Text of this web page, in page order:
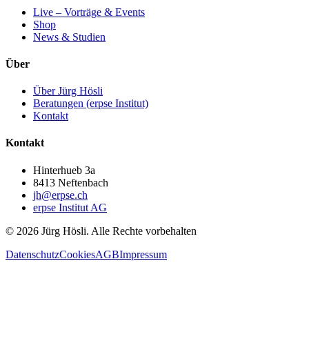
Live – Vorträge & Events
Shop
News & Studien
Über
Über Jürg Hösli
Beratungen (erpse Institut)
Kontakt
Kontakt
Hinterhueb 3a
8413 Neftenbach
jh@erpse.ch
erpse Institut AG
© 2026 Jürg Hösli. Alle Rechte vorbehalten
DatenschutzCookiesAGBImpressum